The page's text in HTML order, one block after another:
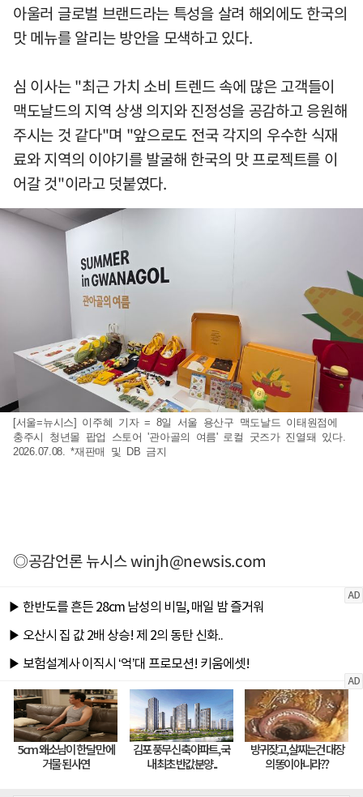
아울러 글로벌 브랜드라는 특성을 살려 해외에도 한국의
맛 메뉴를 알리는 방안을 모색하고 있다.
심 이사는 "최근 가치 소비 트렌드 속에 많은 고객들이
맥도날드의 지역 상생 의지와 진정성을 공감하고 응원해
주시는 것 같다"며 "앞으로도 전국 각지의 우수한 식재
료와 지역의 이야기를 발굴해 한국의 맛 프로젝트를 이
어갈 것"이라고 덧붙였다.
[서울=뉴시스] 이주혜 기자 = 8일 서울 용산구 맥도날드 이태원점에
충주시 청년몰 팝업 스토어 '관아골의 여름' 로컬 굿즈가 진열돼 있다.
2026.07.08. *재판매 및 DB 금지
◎공감언론 뉴시스winjh@newsis.com